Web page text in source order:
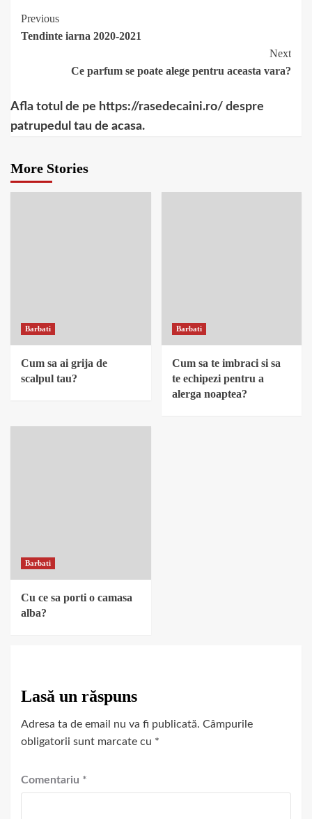
Continue
Reading
Previous
Tendinte iarna 2020-2021
Next
Ce parfum se poate alege pentru aceasta vara?
Afla totul de pe https://rasedecaini.ro/ despre
patrupedul tau de acasa.
More Stories
Barbati
Cum sa ai grija de
scalpul tau?
Barbati
Cum sa te imbraci si sa
te echipezi pentru a
alerga noaptea?
Barbati
Cu ce sa porti o camasa
alba?
Lasă un răspuns
Adresa ta de email nu va fi publicată. Câmpurile
obligatorii sunt marcate cu *
Comentariu *